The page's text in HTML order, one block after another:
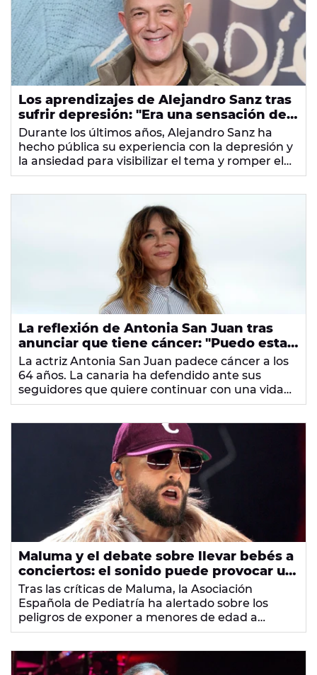
Los aprendizajes de Alejandro Sanz tras
sufrir depresión: "Era una sensación de
vacío total"
Durante los últimos años, Alejandro Sanz ha
hecho pública su experiencia con la depresión y
la ansiedad para visibilizar el tema y romper el
estigma sobre la salud mental.
La reflexión de Antonia San Juan tras
anunciar que tiene cáncer: "Puedo estar
enferma, pero no vivir en la
enfermedad"
La actriz Antonia San Juan padece cáncer a los
64 años. La canaria ha defendido ante sus
seguidores que quiere continuar con una vida
"bastante parecida" a la que llevaba antes del
Maluma y el debate sobre llevar bebés a
conciertos: el sonido puede provocar un
"daño auditivo irreversible"
Tras las críticas de Maluma, la Asociación
Española de Pediatría ha alertado sobre los
peligros de exponer a menores de edad a
eventos muy ruidosos.